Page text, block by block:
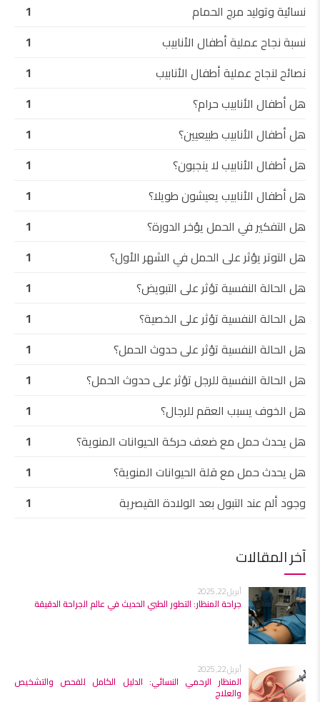
نسائية وتوليد مرج الحمام
1
نسبة نجاح عملية أطفال الأنابيب
1
نصائح لنجاح عملية أطفال الأنابيب
1
هل أطفال الأنابيب حرام؟
1
هل أطفال الأنابيب طبيعيين؟
1
هل أطفال الأنابيب لا ينجبون؟
1
هل أطفال الأنابيب يعيشون طويلا؟
1
هل التفكير في الحمل يؤخر الدورة؟
1
هل التوتر يؤثر على الحمل في الشهر الأول؟
1
هل الحالة النفسية تؤثر على التبويض؟
1
هل الحالة النفسية تؤثر على الخصية؟
1
هل الحالة النفسية تؤثر على حدوث الحمل؟
1
هل الحالة النفسية للرجل تؤثر على حدوث الحمل؟
1
هل الخوف يسبب العقم للرجال؟
1
هل يحدث حمل مع ضعف حركة الحيوانات المنوية؟
1
هل يحدث حمل مع قلة الحيوانات المنوية؟
1
وجود ألم عند التبول بعد الولادة القيصرية
1
آخر المقالات
أبريل 22, 2025
جراحة المنظار: التطور الطبي الحديث في عالم الجراحة الدقيقة
أبريل 22, 2025
المنظار الرحمي النسائي: الدليل الكامل للفحص والتشخيص
والعلاج